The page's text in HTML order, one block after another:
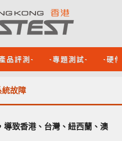
品評測- -專題測試- -硬
統故障
致香港、台灣、紐西蘭、澳